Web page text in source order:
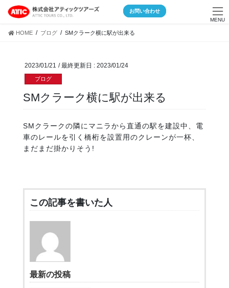
Skip
content
Skip
Navigation
お問い合わせ
HOME ブログ SMクラーク横に駅が出来る
2023/01/21 / 最終更新日 : 2023/01/24
ブログ
SMクラーク横に駅が出来る
SMクラークの隣にマニラから直通の駅を建設中、電
車のレールを引く橋桁を設置用のクレーンが一杯、
まだまだ掛かりそう!
この記事を書いた人
最新の投稿
MENU